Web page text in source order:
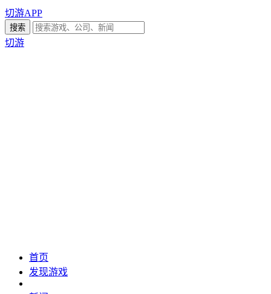
切游APP
切游
首页
发现游戏